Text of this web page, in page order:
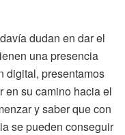
dudan en dar el
una presencia
digital, presentamos
en su camino hacia el
y saber que con
se pueden conseguir